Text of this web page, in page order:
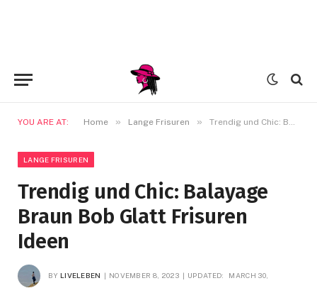
YOU ARE AT: Home » Lange Frisuren » Trendig und Chic: Balayage Braun Bob Glatt Frisuren Ideen
LANGE FRISUREN
Trendig und Chic: Balayage
Braun Bob Glatt Frisuren
Ideen
BY LIVELEBEN NOVEMBER 8, 2023 UPDATED: MARCH 30,